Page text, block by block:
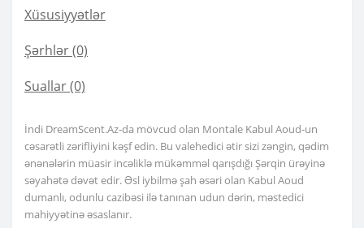
Xüsusiyyətlər
Şərhlər (0)
Suallar(0)
İndi DreamScent.Az-da mövcud olan Montale Kabul Aoud-un
cəsarətli zərifliyini kəşf edin. Bu valehedici ətir sizi zəngin, qədim
ənənələrin müasir incəliklə mükəmməl qarışdığı Şərqin ürəyinə
səyahətə dəvət edir. Əsl iybilmə şah əsəri olan Kabul Aoud
dumanlı, odunlu cazibəsi ilə tanınan udun dərin, məstedici
mahiyyətinə əsaslanır.